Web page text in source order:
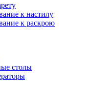
к настилу
к раскрою
столы